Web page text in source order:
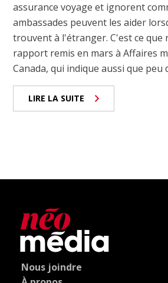
assurance voyage et ignorent
ambassades peuvent les aider
trouvent à l'étranger. C'est ce que
rapport remis en mars à Affaires
Canada, qui indique aussi que peu
LIRE LA SUITE
Nous joindre